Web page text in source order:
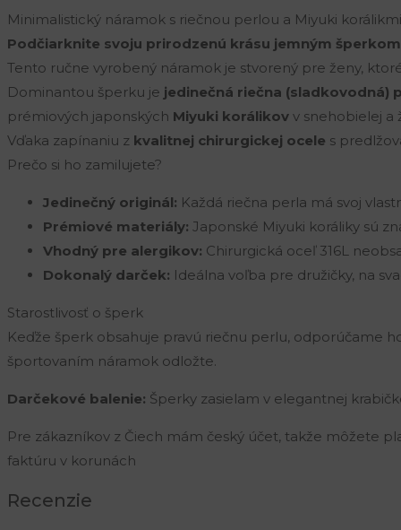
Minimalistický náramok s riečnou perlou a Miyuki korálikmi
Podčiarknite svoju prirodzenú krásu jemným
Tento ručne vyrobený náramok je stvorený pre ženy,
Dominantou šperku je jedinečná riečna (sladkovodná)
prémiových japonských Miyuki korálikov v snehobielej a
Vďaka zapínaniu z kvalitnej chirurgickej ocele s
Prečo si ho zamilujete?
Jedinečný originál: Každá riečna perla má svoj
Prémiové materiály: Japonské Miyuki koráliky sú
Vhodný pre alergikov: Chirurgická oceľ 316L
Dokonalý darček: Ideálna voľba pre družičky, na
Starostlivosť o šperk
Keďže šperk obsahuje pravú riečnu perlu, odporúčame
športovaním náramok odložte.
Darčekové balenie: Šperky zasielam v elegantnej
Pre zákazníkov z Čiech mám český účet, takže môžete
faktúru v korunách
Recenzie